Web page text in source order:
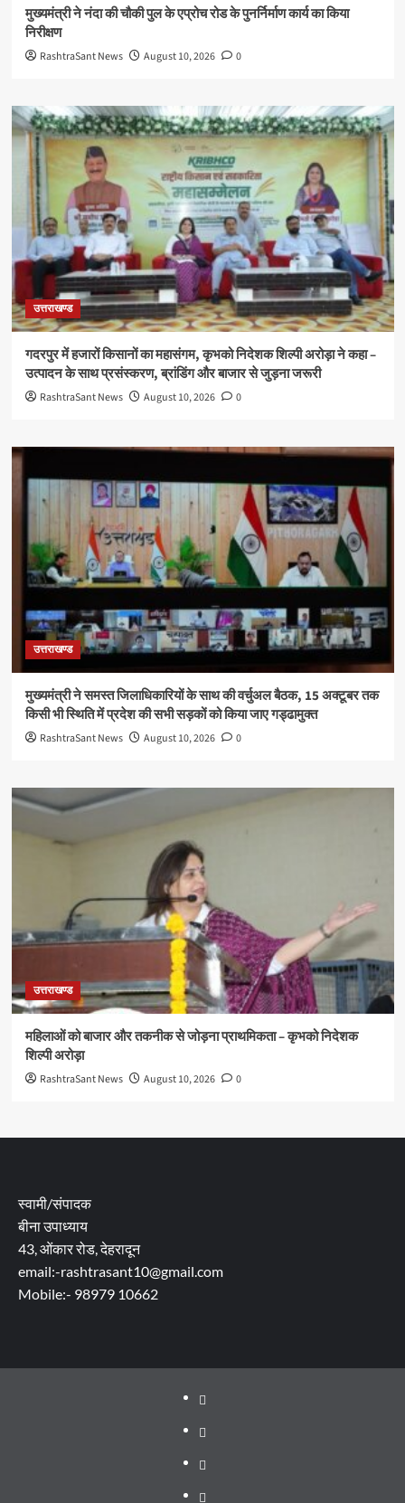
मुख्यमंत्री ने नंदा की चौकी पुल के एप्रोच रोड के पुनर्निर्माण कार्य का किया
निरीक्षण
RashtraSant News August 10, 2026 0
उत्तराखण्ड
गदरपुर में हजारों किसानों का महासंगम, कृभको निदेशक शिल्पी अरोड़ा ने कहा –
उत्पादन के साथ प्रसंस्करण, ब्रांडिंग और बाजार से जुड़ना जरूरी
RashtraSant News August 10, 2026 0
उत्तराखण्ड
मुख्यमंत्री ने समस्त जिलाधिकारियों के साथ की वर्चुअल बैठक, 15 अक्टूबर तक
किसी भी स्थिति में प्रदेश की सभी सड़कों को किया जाए गड्ढामुक्त
RashtraSant News August 10, 2026 0
उत्तराखण्ड
महिलाओं को बाजार और तकनीक से जोड़ना प्राथमिकता – कृभको निदेशक
शिल्पी अरोड़ा
RashtraSant News August 10, 2026 0
स्वामी/संपादक
बीना उपाध्याय
43, ओंकार रोड, देहरादून
email:-rashtrasant10@gmail.com
Mobile:- 98979 10662
About
WEB
SERIES
TO
Dehradun
Smart
Life